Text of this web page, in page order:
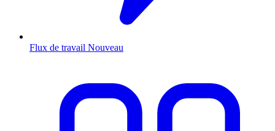
Flux de travail Nouveau